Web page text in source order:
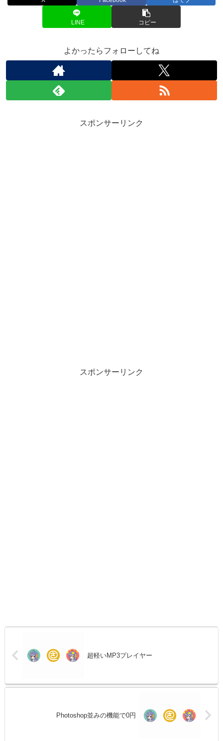
LINE コピー
よかったらフォローしてね
スポンサーリンク
スポンサーリンク
超軽いMP3プレイヤー
Photoshop並みの機能で0円